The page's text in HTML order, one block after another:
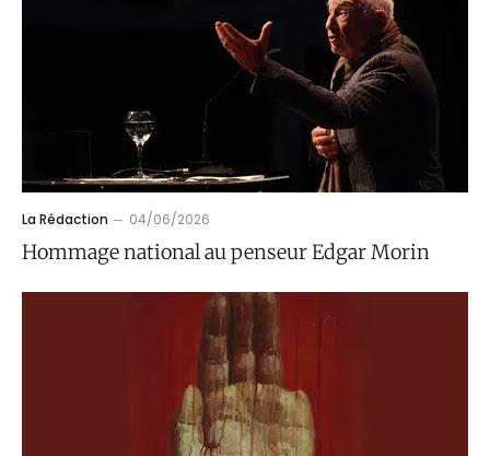
La Rédaction 04/06/2026
Hommage national au penseur Edgar Morin